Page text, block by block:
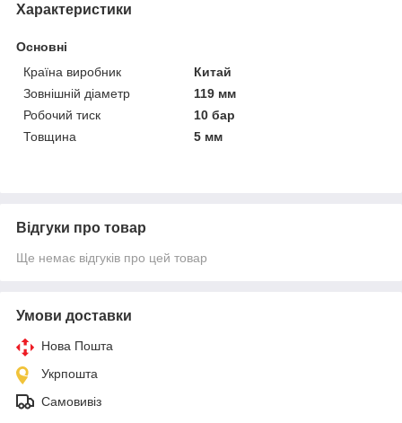
Характеристики
Основні
Країна виробник
Китай
Зовнішній діаметр
119 мм
Робочий тиск
10 бар
Товщина
5 мм
Відгуки про товар
Ще немає відгуків про цей товар
Умови доставки
Нова Пошта
Укрпошта
Самовивіз